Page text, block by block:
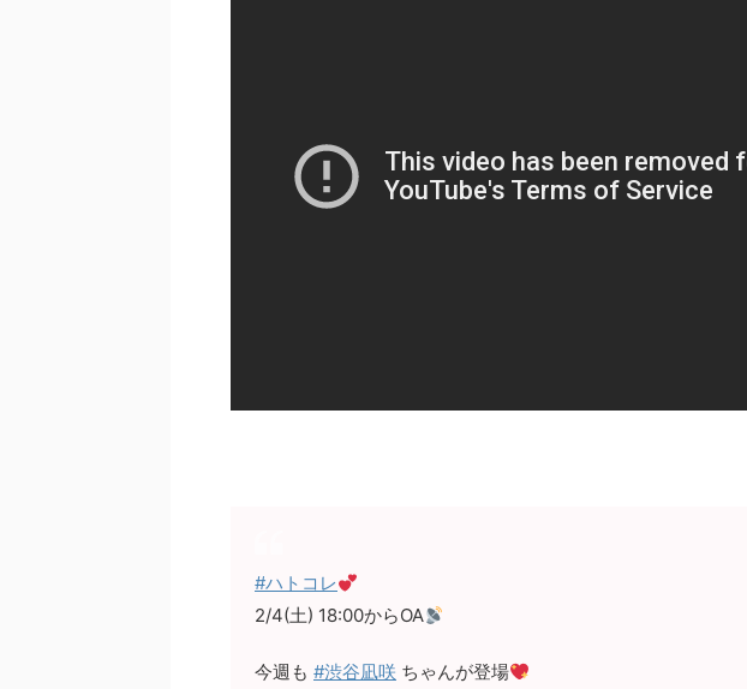
#ハトコレ
2/4(土) 18:00からOA
今週も #渋谷凪咲 ちゃんが登場